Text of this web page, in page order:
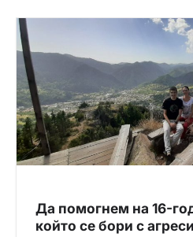
ц
и
я
Да помогнем на 16-
който се бори с